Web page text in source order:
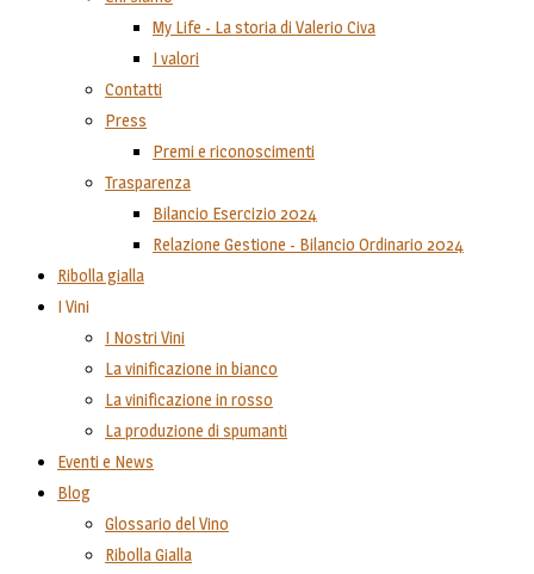
My Life - La storia di Valerio Civa
I valori
Contatti
Press
Premi e riconoscimenti
Trasparenza
Bilancio Esercizio 2024
Relazione Gestione - Bilancio Ordinario 2024
Ribolla gialla
I Vini
I Nostri Vini
La vinificazione in bianco
La vinificazione in rosso
La produzione di spumanti
Eventi e News
Blog
Glossario del Vino
Ribolla Gialla